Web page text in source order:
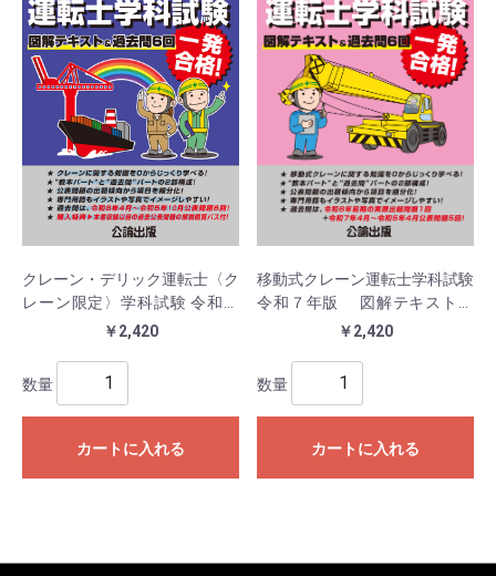
クレーン・デリック運転士〈ク
レーン限定〉学科試験 令和８
年版 図解テキスト＆過去問
￥2,420
数量
カートに入れる
移動式クレーン運転士学科試験
令和７年版 図解テキスト＆
￥2,420
数量
カートに入れる